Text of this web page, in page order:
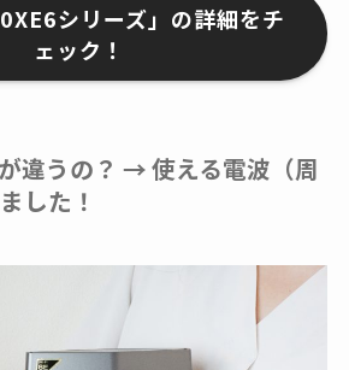
シリーズ」の詳細をチ
ェック！
違うの？ → 使える電波（周
した！